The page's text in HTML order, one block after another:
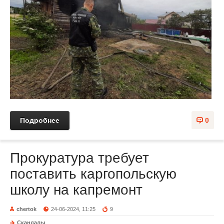
0
Подробнее
Прокуратура требует
поставить каргопольскую
школу на капремонт
chertok 24-06-2024, 11:25 9
Скандалы